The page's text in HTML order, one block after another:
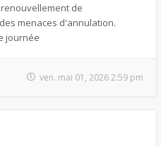
renouvellement de
menaces d'annulation.
journée
ven. mai 01, 2026 2:59 pm